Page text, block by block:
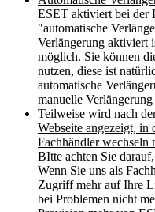
ESET aktiviert bei der
"automatische
Verlängerung aktiviert
möglich. Sie können
nutzen, diese ist
automatische
manuelle
Teilweise wird nach
Webseite angezeigt,
Fachhändler wechseln
BItte achten Sie
Wenn Sie uns als
Zugriff mehr auf Ihre
bei Problemen nicht